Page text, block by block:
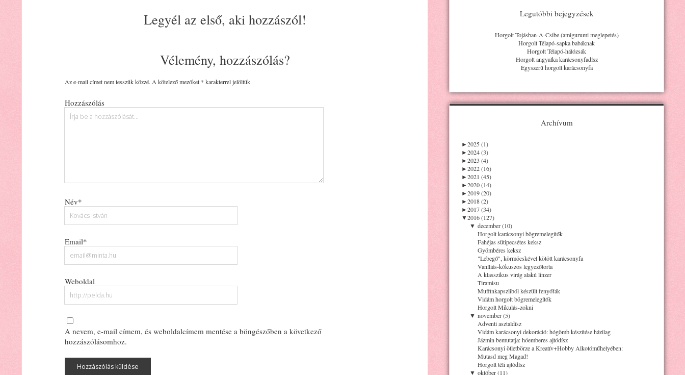
Legyél az első, aki hozzászól!
Vélemény, hozzászólás?
Az e-mail címet nem tesszük közzé. A kötelező mezőket * karakterrel jelöltük
Hozzászólás
Név*
Email*
Weboldal
A nevem, e-mail címem, és weboldalcímem mentése a böngészőben a következő
hozzászólásomhoz.
Legutóbbi bejegyzések
Horgolt Tojásban-A-Csibe (amigurumi meglepetés)
Horgolt Télapó-sapka babáknak
Horgolt Télapó-hálózsák
Horgolt angyalka karácsonyfadísz
Egyszerű horgolt karácsonyfa
Archívum
►2025 (1)
►2024 (3)
►2023 (4)
►2022 (16)
►2021 (45)
►2020 (14)
►2019 (20)
►2018 (2)
►2017 (34)
▼2016 (127)
▼ december (10)
Horgolt karácsonyi bögremelegítők
Fahéjas sütipecsétes keksz
Gyömbéres keksz
"Lebegő", körmöcskével kötött karácsonyfa
Vaníliás-kókuszos legyezőtorta
A klasszikus virág alakú linzer
Tiramisu
Muffinkapszliból készült fenyőfák
Vidám horgolt bögremelegítők
Horgolt Mikulás-zokni
▼ november (5)
Adventi asztaldísz
Vidám karácsonyi dekoráció: hógömb készítése házilag
Jázmin bemutatja: hóemberes ajtódísz
Karácsonyi ötletbörze a Kreatív+Hobby Alkotóműhelyében:
Mutasd meg Magad!
Horgolt téli ajtódísz
▼ október (11)